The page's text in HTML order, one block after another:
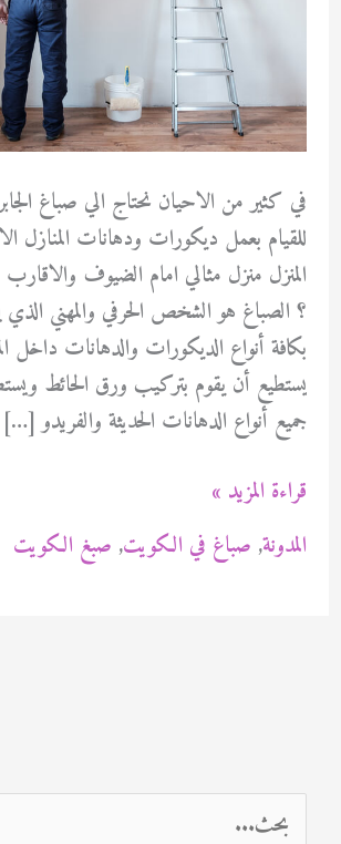
في كثير من الاحيان نحتاج الي صباغ
للقيام بعمل ديكورات ودهانات المنازل
المنزل منزل مثالي امام الضيوف
؟ الصباغ هو الشخص الحرفي والمهني الذي
بكافة أنواع الديكورات والدهانات داخل
يستطيع أن يقوم بتركيب ورق الحائط
جميع أنواع الدهانات الحديثة والفريدو […]
صباغ
الجابريه
بالكويت
قراءة المزيد »
المدونة, صباغ في الكويت, صبغ الكويت